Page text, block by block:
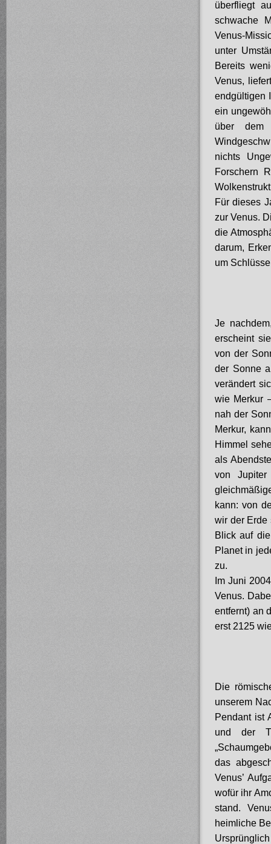
überfliegt
schwache
Venus-
unter
Bereits
Venus,
endgültigen
ein
über
nichts
Forschern
Für dieses
zur Venus.
die
darum,
um
Je
erscheint
von der
der Sonne
verändert
wie Merkur
nah der
Merkur,
Himmel
als
von
kann: von
wir der Erde
Blick auf
Planet in
zu.
Im Juni
Venus.
entfernt) an
erst 2125
Die
unserem
Pendant ist
und der
das
Venus’
wofür ihr
stand.
heimliche